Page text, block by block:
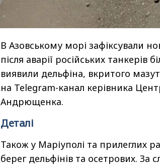
В Азовському морі зафіксували
після аварії російських танкерів
виявили дельфіна, вкритого
на Telegram-канал керівника
Андрющенка.
Деталі
Також у Маріуполі та прилеглих
берег дельфінів та осетрових. За